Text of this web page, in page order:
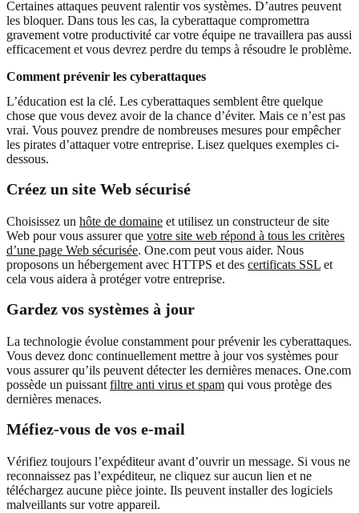
Certaines attaques peuvent ralentir vos systèmes. D’autres peuvent
les bloquer. Dans tous les cas, la cyberattaque compromettra
gravement votre productivité car votre équipe ne travaillera pas aussi
efficacement et vous devrez perdre du temps à résoudre le problème.
Comment prévenir les cyberattaques
L’éducation est la clé. Les cyberattaques semblent être quelque
chose que vous devez avoir de la chance d’éviter. Mais ce n’est pas
vrai. Vous pouvez prendre de nombreuses mesures pour empêcher
les pirates d’attaquer votre entreprise. Lisez quelques exemples ci-
dessous.
Créez un site Web sécurisé
Choisissez un hôte de domaine et utilisez un constructeur de site
Web pour vous assurer que votre site web répond à tous les critères
d’une page Web sécurisée. One.com peut vous aider. Nous
proposons un hébergement avec HTTPS et des certificats SSL et
cela vous aidera à protéger votre entreprise.
Gardez vos systèmes à jour
La technologie évolue constamment pour prévenir les cyberattaques.
Vous devez donc continuellement mettre à jour vos systèmes pour
vous assurer qu’ils peuvent détecter les dernières menaces. One.com
possède un puissant filtre anti virus et spam qui vous protège des
dernières menaces.
Méfiez-vous de vos e-mail
Vérifiez toujours l’expéditeur avant d’ouvrir un message. Si vous ne
reconnaissez pas l’expéditeur, ne cliquez sur aucun lien et ne
téléchargez aucune pièce jointe. Ils peuvent installer des logiciels
malveillants sur votre appareil.